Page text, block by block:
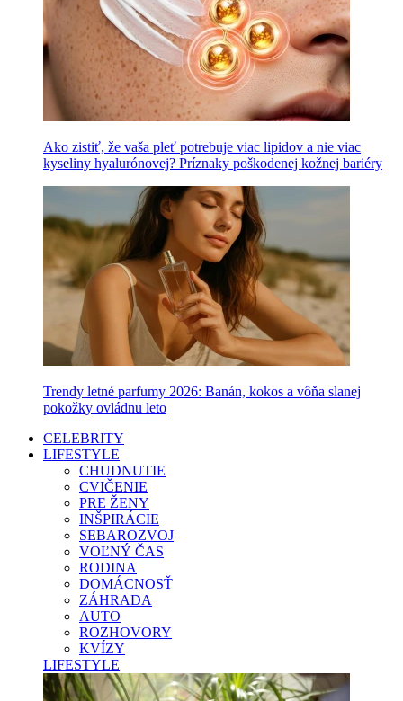
Ako zistiť, že vaša pleť potrebuje viac lipidov a nie viac
kyseliny hyalurónovej? Príznaky poškodenej kožnej bariéry
Trendy letné parfumy 2026: Banán, kokos a vôňa slanej
pokožky ovládnu leto
CELEBRITY
LIFESTYLE
CHUDNUTIE
CVIČENIE
PRE ŽENY
INŠPIRÁCIE
SEBAROZVOJ
VOĽNÝ ČAS
RODINA
DOMÁCNOSŤ
ZÁHRADA
AUTO
ROZHOVORY
KVÍZY
LIFESTYLE